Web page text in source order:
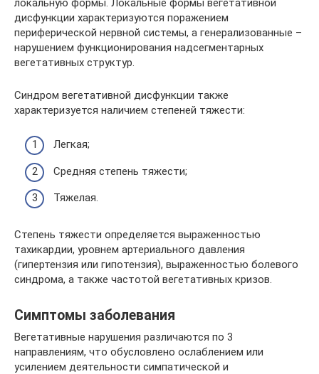
дисфункции характеризуются поражением
периферической нервной системы, а генерализованные –
нарушением функционирования надсегментарных
вегетативных структур.
Синдром вегетативной дисфункции также
характеризуется наличием степеней тяжести:
Легкая;
Средняя степень тяжести;
Тяжелая.
Степень тяжести определяется выраженностью
тахикардии, уровнем артериального давления
(гипертензия или гипотензия), выраженностью болевого
синдрома, а также частотой вегетативных кризов.
Симптомы заболевания
Вегетативные нарушения различаются по 3
направлениям, что обусловлено ослаблением или
усилением деятельности симпатической и